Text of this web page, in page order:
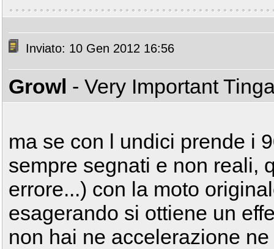
Inviato: 10 Gen 2012 16:56
Growl - Very Important
ma se con l undici prende i
sempre segnati e non reali,
errore...) con la moto
esagerando si ottiene un
non hai ne accelerazione